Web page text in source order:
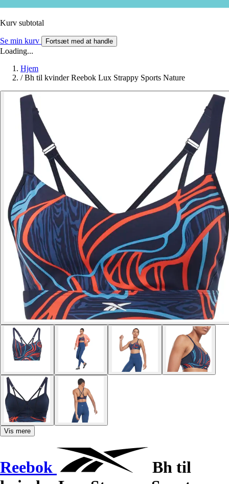
Kurv subtotal
Se min kurv Fortsæt med at handle
Loading...
Hjem
/ Bh til kvinder Reebok Lux Strappy Sports Nature
Vis mere
Reebok
Bh til